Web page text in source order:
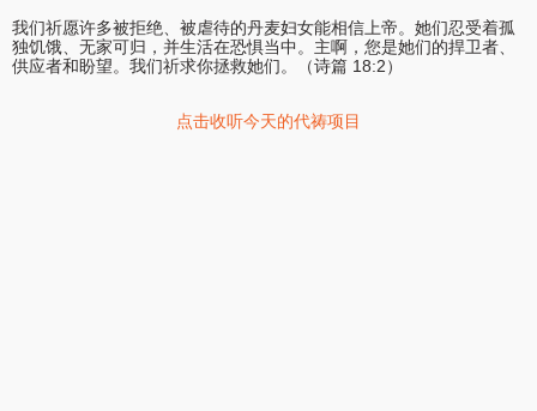
我们祈愿许多被拒绝、被虐待的丹麦妇女能相信上帝。她们忍受着孤
独饥饿、无家可归，并生活在恐惧当中。主啊，您是她们的捍卫者、
供应者和盼望。我们祈求你拯救她们。（诗篇 18:2）
点击收听今天的代祷项目